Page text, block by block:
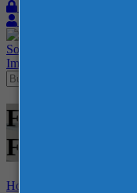
Sobre
Imprensa
Feiras -
Home